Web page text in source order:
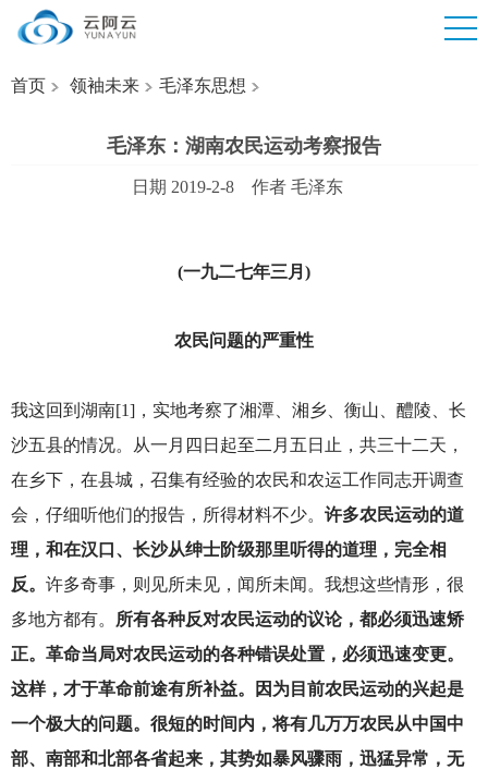
首页 领袖未来 毛泽东思想
毛泽东：湖南农民运动考察报告
日期 2019-2-8 作者 毛泽东
(一九二七年三月)
农民问题的严重性
我这回到湖南[1]，实地考察了湘潭、湘乡、衡山、醴陵、长
沙五县的情况。从一月四日起至二月五日止，共三十二天，
在乡下，在县城，召集有经验的农民和农运工作同志开调查
会，仔细听他们的报告，所得材料不少。 许多农民运动的道
理，和在汉口、长沙从绅士阶级那里听得的道理，完全相
反。 许多奇事，则见所未见，闻所未闻。我想这些情形，很
多地方都有。
所有各种反对农民运动的议论，都必须迅速矫
正。革命当局对农民运动的各种错误处置，必须迅速变更。
这样，才于革命前途有所补益。因为目前农民运动的兴起是
一个极大的问题。很短的时间内，将有几万万农民从中国中
部、南部和北部各省起来，其势如暴风骤雨，迅猛异常，无